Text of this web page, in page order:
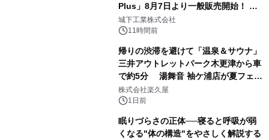
Plus」8月7日より一般販売開始！ ケ
ーブル1本つなぐだけ、テレビの音が
ぐっと豊かに
城下工業株式会社
11時間前
帰りの渋滞を避けて「温泉＆サウナ」
三井アウトレットパーク木更津から車
で約5分 湯舞音 袖ケ浦店が夏フェア
メニューを提供
株式会社楽久屋
1日前
眠りづらさの正体──寝ると呼吸が弱
くなる"体の構造"をやさしく解説する